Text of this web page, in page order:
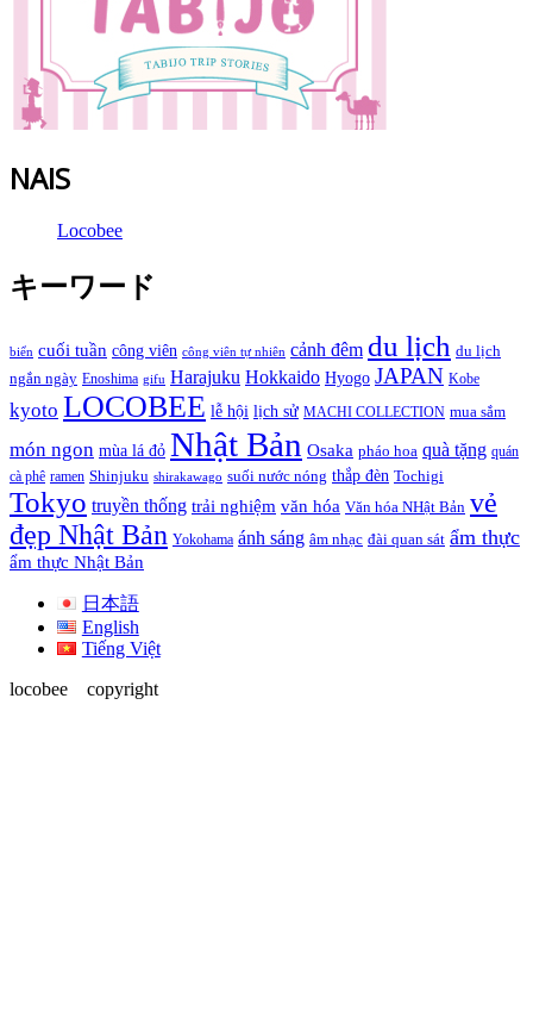
NAIS
Locobee
キーワード
biển cuối tuần công viên công viên tự nhiên cảnh đêm du lịch du lịch
ngắn ngày Enoshima gifu Harajuku Hokkaido Hyogo JAPAN Kobe
kyoto LOCOBEE lễ hội lịch sử MACHI COLLECTION mua sắm
món ngon mùa lá đỏ Nhật Bản Osaka pháo hoa quà tặng quán
cà phê ramen Shinjuku shirakawago suối nước nóng thắp đèn Tochigi
Tokyo truyền thống trải nghiệm văn hóa Văn hóa NHật Bản vẻ
đẹp Nhật Bản Yokohama ánh sáng âm nhạc đài quan sát ẩm thực
ẩm thực Nhật Bản
日本語
English
Tiếng Việt
locobee copyright